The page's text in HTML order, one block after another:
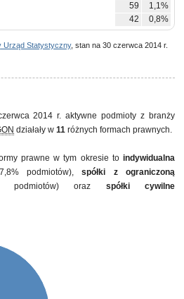
59
1,1%
42 0,8%
Urząd Statystyczny, stan na 30 czerwca 2014 r.
2014 r. aktywne podmioty z branży
działały w 11 różnych formach prawnych.
prawne w tym okresie to indywidualna
podmiotów),spółki z ograniczoną
podmiotów) oraz spółki cywilne